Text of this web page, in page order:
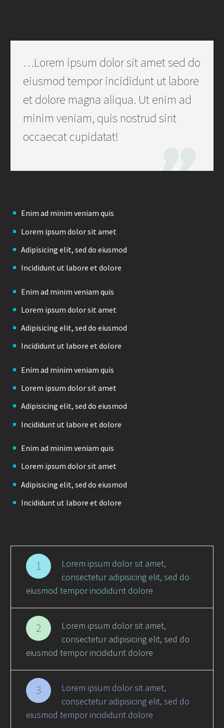
…Lorem ipsum dolor sit amet sed do
eiusmod tempor incididunt ut labore
et dolore magna aliqua. Ut enim ad
minim veniam, quis nostrud sint
occaecat cupidatat!
Enim ad minim veniam quis
Lorem ipsum dolor sit amet
Adipisicing elit, sed do eiusmod
Incididunt ut labore et dolore
Enim ad minim veniam quis
Lorem ipsum dolor sit amet
Adipisicing elit, sed do eiusmod
Incididunt ut labore et dolore
Enim ad minim veniam quis
Lorem ipsum dolor sit amet
Adipisicing elit, sed do eiusmod
Incididunt ut labore et dolore
Enim ad minim veniam quis
Lorem ipsum dolor sit amet
Adipisicing elit, sed do eiusmod
Incididunt ut labore et dolore
1
Lorem ipsum dolor sit amet,
consectetur adipisicing elit, sed do
eiusmod tempor incididunt dolore
2
Lorem ipsum dolor sit amet,
consectetur adipisicing elit, sed do
eiusmod tempor incididunt dolore
3
Lorem ipsum dolor sit amet,
consectetur adipisicing elit, sed do
eiusmod tempor incididunt dolore